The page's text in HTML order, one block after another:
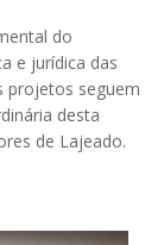
do
e jurídica das
projetos seguem
desta
de Lajeado.